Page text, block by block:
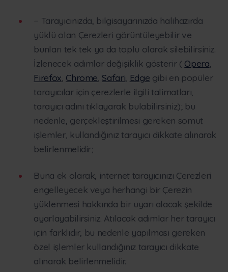
− Tarayıcınızda, bilgisayarınızda halihazırda
yüklü olan Çerezleri görüntüleyebilir ve
bunları tek tek ya da toplu olarak silebilirsiniz.
İzlenecek adımlar değişiklik gösterir ( Opera
Firefox Chrome Safari Edge gibi en popüler
tarayıcılar için çerezlerle ilgili talimatları,
tarayıcı adını tıklayarak bulabilirsiniz); bu
nedenle, gerçekleştirilmesi gereken somut
işlemler, kullandığınız tarayıcı dikkate alınarak
belirlenmelidir;
Buna ek olarak, internet tarayıcınızı Çerezleri
engelleyecek veya herhangi bir Çerezin
yüklenmesi hakkında bir uyarı alacak şekilde
ayarlayabilirsiniz. Atılacak adımlar her tarayıcı
için farklıdır, bu nedenle yapılması gereken
özel işlemler kullandığınız tarayıcı dikkate
alınarak belirlenmelidir.